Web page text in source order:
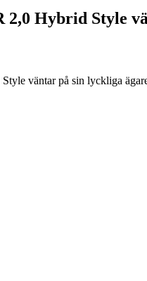
2,0 Hybrid Style
väntar på sin lyckliga